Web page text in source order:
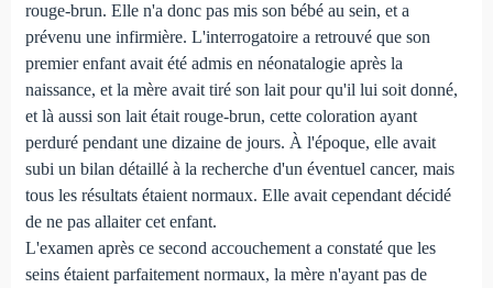
rouge-brun. Elle n'a donc pas mis son bébé au sein, et a
prévenu une infirmière. L'interrogatoire a retrouvé que son
premier enfant avait été admis en néonatalogie après la
naissance, et la mère avait tiré son lait pour qu'il lui soit donné,
et là aussi son lait était rouge-brun, cette coloration ayant
perduré pendant une dizaine de jours. À l'époque, elle avait
subi un bilan détaillé à la recherche d'un éventuel cancer, mais
tous les résultats étaient normaux. Elle avait cependant décidé
de ne pas allaiter cet enfant.
L'examen après ce second accouchement a constaté que les
seins étaient parfaitement normaux, la mère n'ayant pas de